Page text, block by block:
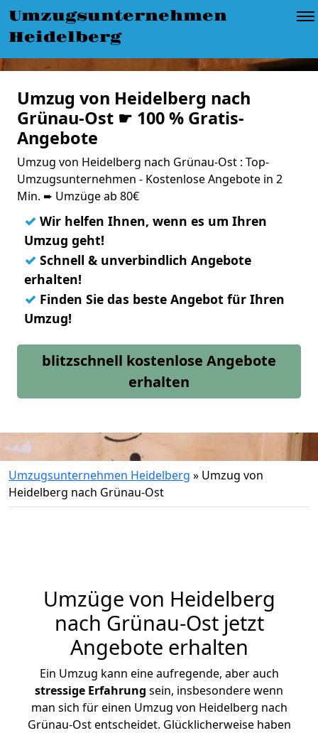
Umzugsunternehmen
Heidelberg
Umzug von Heidelberg nach
Grünau-Ost ☛ 100 % Gratis-
Angebote
Umzug von Heidelberg nach Grünau-Ost : Top-
Umzugsunternehmen - Kostenlose Angebote in 2
Min. ➨ Umzüge ab 80€
✓ Wir helfen Ihnen, wenn es um Ihren
Umzug geht!
✓ Schnell & unverbindlich Angebote
erhalten!
✓ Finden Sie das beste Angebot für Ihren
Umzug!
blitzschnell kostenlose Angebote
erhalten
Umzugsunternehmen Heidelberg » Umzug von
Heidelberg nach Grünau-Ost
Umzüge von Heidelberg
nach Grünau-Ost jetzt
Angebote erhalten
Ein Umzug kann eine aufregende, aber auch
stressige Erfahrung sein, insbesondere wenn
man sich für einen Umzug von Heidelberg nach
Grünau-Ost entscheidet. Glücklicherweise haben